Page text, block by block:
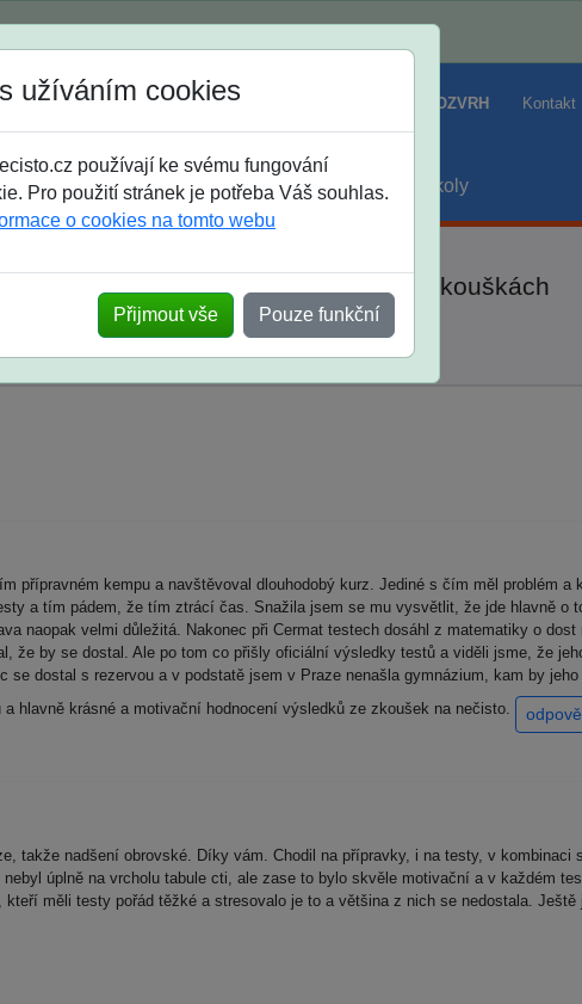
Jak si vybrat ROZVRH Kontakt
střední maturanti soutěže prázdniny školy
ohlasy po skutečných přijímacích zkouškách
užíváním cookies
používají ke svému fungování
Pro použití stránek je potřeba Váš souhlas.
o cookies na tomto webu
Přijmout vše Pouze funkční
přípravném kempu a navštěvoval dlouhodobý kurz. Jediné s čím měl problém a
a tím pádem, že tím ztrácí čas. Snažila jsem se mu vysvětlit, že jde hlavně o
naopak velmi důležitá. Nakonec při Cermat testech dosáhl z matematiky o
že by se dostal. Ale po tom co přišly oficiální výsledky testů a viděli jsme, že
dostal s rezervou a v podstatě jsem v Praze nenašla gymnázium, kam by
hlavně krásné a motivační hodnocení výsledků ze zkoušek na nečisto.
takže nadšení obrovské. Díky vám. Chodil na přípravky, i na testy, v kombinaci
úplně na vrcholu tabule cti, ale zase to bylo skvěle motivační a v každém
měli testy pořád těžké a stresovalo je to a většina z nich se nedostala. Ještě